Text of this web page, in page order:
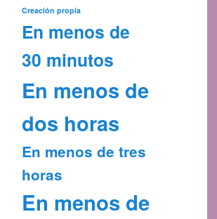
Creación propia
En menos de
30 minutos
En menos de
dos horas
En menos de tres
horas
En menos de